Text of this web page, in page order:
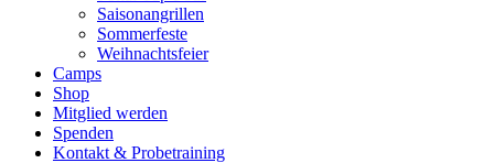
Saisonangrillen
Sommerfeste
Weihnachtsfeier
Camps
Shop
Mitglied werden
Spenden
Kontakt & Probetraining